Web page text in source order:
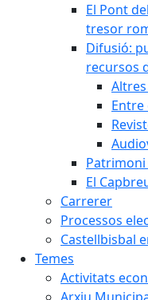
El Pont
tresor
Difusió:
recursos
Entre
El
Carrerer
Processos
Castellbisbal
Temes
Activitats